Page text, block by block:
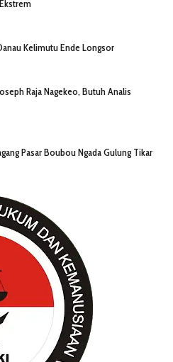
Kelimutu Ende Longsor
Raja Nagekeo, Butuh Analis
Pasar Boubou Ngada Gulung Tikar